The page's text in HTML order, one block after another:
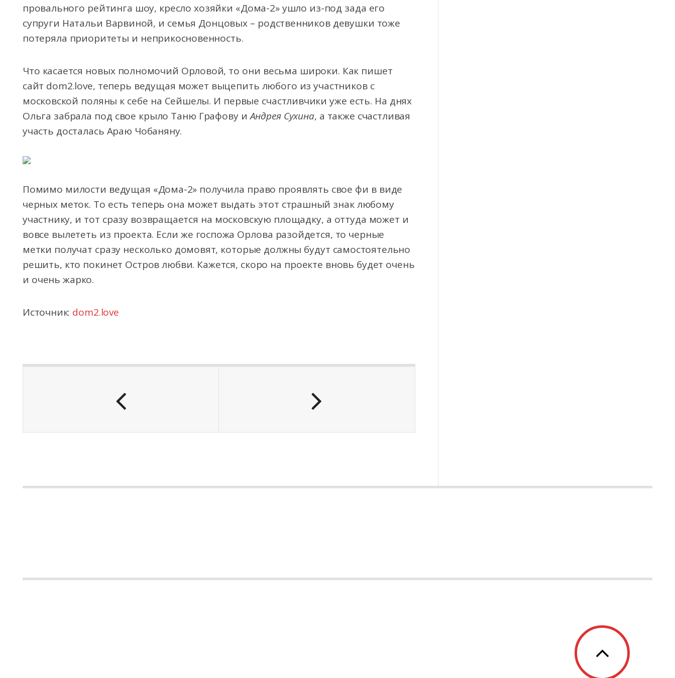
провального рейтинга шоу, кресло хозяйки «Дома-2» ушло из-под зада его
супруги Натальи Варвиной, и семья Донцовых – родственников девушки тоже
потеряла приоритеты и неприкосновенность.
Что касается новых полномочий Орловой, то они весьма широки. Как пишет
сайт dom2.love, теперь ведущая может выцепить любого из участников с
московской поляны к себе на Сейшелы. И первые счастливчики уже есть. На днях
Ольга забрала под свое крыло Таню Графову иАндрея Сухина, а также счастливая
участь досталась Араю Чобаняну.
Помимо милости ведущая «Дома-2» получила право проявлять свое фи в виде
черных меток. То есть теперь она может выдать этот страшный знак любому
участнику, и тот сразу возвращается на московскую площадку, а оттуда может и
вовсе вылететь из проекта. Если же госпожа Орлова разойдется, то черные
метки получат сразу несколько домовят, которые должны будут самостоятельно
решить, кто покинет Остров любви. Кажется, скоро на проекте вновь будет очень
и очень жарко.
Источник: dom2.love